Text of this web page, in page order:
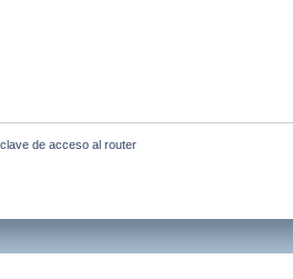
de acceso al router